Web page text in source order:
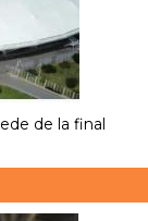
de la final